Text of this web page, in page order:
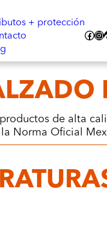
+ protección
Facebook Instagram
de alta
Norma Oficial